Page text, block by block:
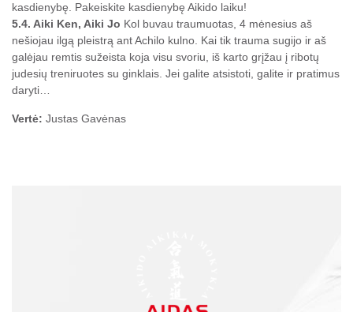
kasdienybę. Pakeiskite kasdienybę Aikido laiku!
5.4. Aiki Ken, Aiki Jo Kol buvau traumuotas, 4 mėnesius aš
nešiojau ilgą pleistrą ant Achilo kulno. Kai tik trauma sugijo ir aš
galėjau remtis sužeista koja visu svoriu, iš karto grįžau į ribotų
judesių treniruotes su ginklais. Jei galite atsistoti, galite ir pratimus
daryti…
Vertė: Justas Gavėnas